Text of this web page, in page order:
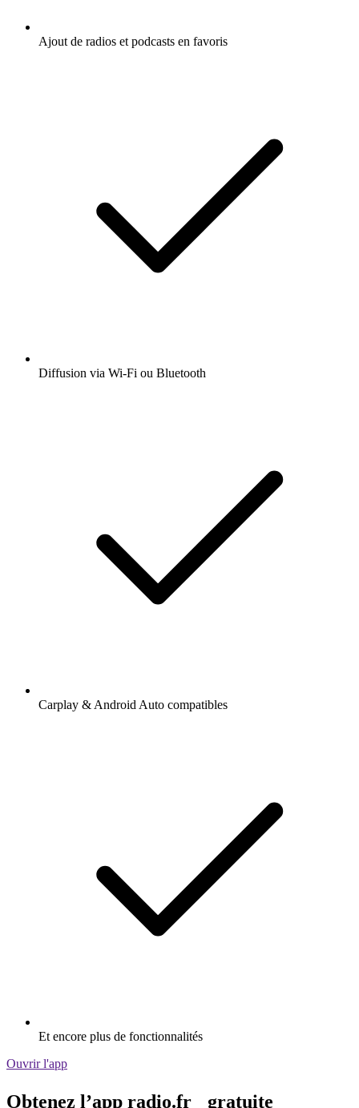
Ajout de radios et podcasts en favoris
Diffusion via Wi-Fi ou Bluetooth
Carplay & Android Auto compatibles
Et encore plus de fonctionnalités
Ouvrir l'app
Obtenez l’app radio.fr gratuite